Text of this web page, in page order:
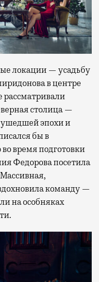
локации — усадьбу
в центре
столица —
ушедшей эпохи и
бы в
время подготовки
Федорова посетила
команду —
на особняках